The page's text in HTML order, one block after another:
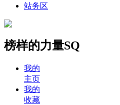
站务区
榜样的力量SQ
我的
主页
我的
收藏